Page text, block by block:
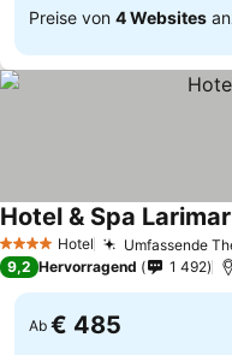
Preise von 4 Websites
4 Sterne Hotel Umfassende
Hotel & Spa Larimar
9,2 Hervorragend 1 492
Ab € 485